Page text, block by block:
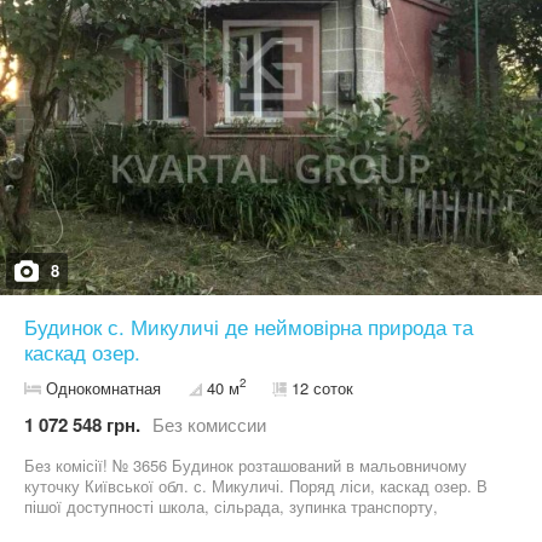
найближчого міста 5 км до Немішаєва,до Бучі 15 км.Без комісії.
8
Будинок с. Микуличі де неймовірна природа та
каскад озер.
Однокомнатная 40 м2 12 соток
1 072 548 грн. Без комиссии
Без комісії! № 3656 Будинок розташований в мальовничому
куточку Київської обл. с. Микуличі. Поряд ліси, каскад озер. В
пішої доступності школа, сільрада, зупинка транспорту,